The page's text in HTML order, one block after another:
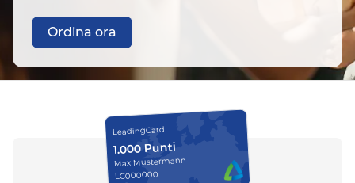
Ordina ora
LeadingCard
1.000 Punti
Max Mustermann
LC000000